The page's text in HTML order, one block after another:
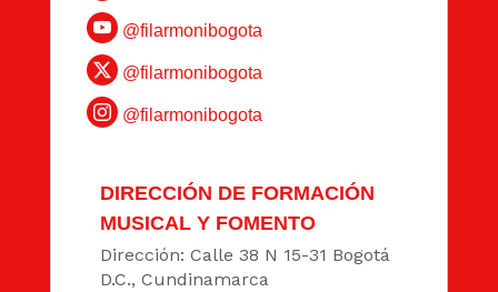
@filarmonibogota
@filarmonibogota
@filarmonibogota
DIRECCIÓN DE FORMACIÓN
MUSICAL Y FOMENTO
Dirección: Calle 38 N 15-31 Bogotá
D.C., Cundinamarca